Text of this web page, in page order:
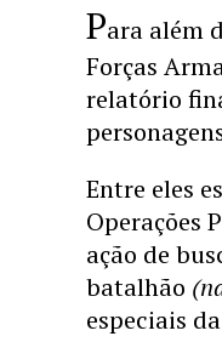
Para além
Forças
relatório
Entre eles
Operações
ação de
batalhão
especiais